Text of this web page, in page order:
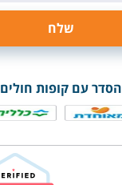
הסדר עם קופות חולים